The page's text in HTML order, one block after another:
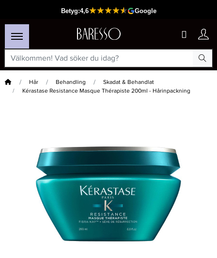
Hem Hår Behandling
Skadat & Behandlat
Kérastase Resistance Masque Thérapiste 200ml - Hårinpackning
Paul Mitchell Ultimate Color Repair Shampoo 250 Ml - Schampo